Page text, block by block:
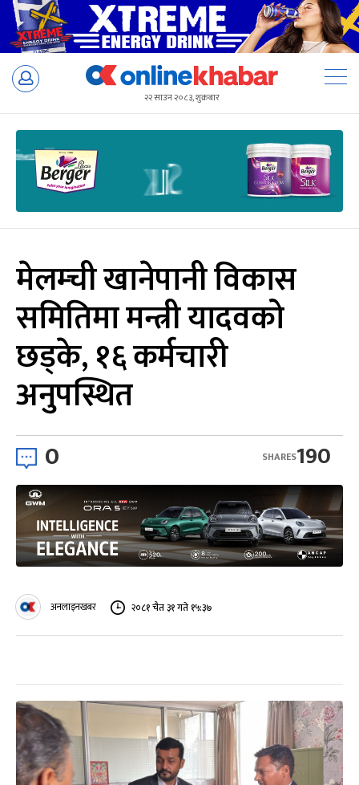
Skip
२२ साउन २०८३, शुक्रबार
मेलम्ची खानेपानी विकास
समितिमा मन्त्री यादवको
छड्के, १६ कर्मचारी
अनुपस्थित
0 190
SHARES
अनलाइनखबर २०८१ चैत ३१ गते १५:३७